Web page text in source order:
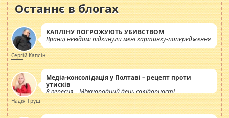
Останнє в блогах
КАПЛІНУ ПОГРОЖУЮТЬ УБИВСТВОМ
Вранці невідомі підкинули мені картинку-попередження
Сергій Каплін
Медіа-консолідація у Полтаві – рецепт проти
утисків
8 вересня – Міжнародний день солідарності
журналістів.
Надія Труш